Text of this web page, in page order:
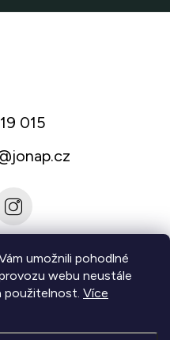
umožnili pohodlné
webu neustále
použitelnost. Více
015
jonap.cz